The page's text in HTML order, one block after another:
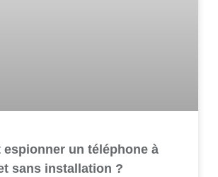
espionner un téléphone à
sans installation ?